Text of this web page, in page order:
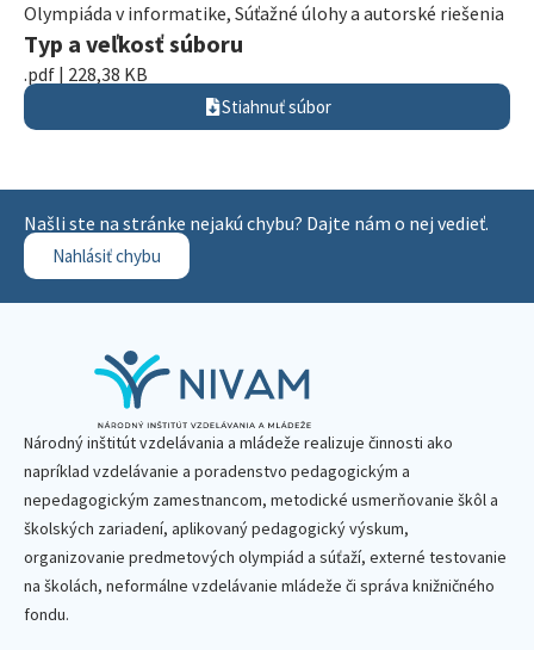
Olympiáda v informatike, Súťažné úlohy a autorské riešenia
Typ a veľkosť súboru
.pdf | 228,38 KB
Stiahnuť súbor
Našli ste na stránke nejakú chybu? Dajte nám o nej vedieť.
Nahlásiť chybu
Národný inštitút vzdelávania a mládeže realizuje činnosti ako
napríklad vzdelávanie a poradenstvo pedagogickým a
nepedagogickým zamestnancom, metodické usmerňovanie škôl a
školských zariadení, aplikovaný pedagogický výskum,
organizovanie predmetových olympiád a súťaží, externé testovanie
na školách, neformálne vzdelávanie mládeže či správa knižničného
fondu.